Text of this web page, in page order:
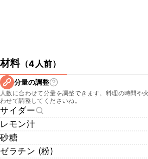
材料（4人前）
分量の調整
人数に合わせて分量を調整できます。料理の時間や
わせて調整してくださいね。
サイダー
レモン汁
砂糖
ゼラチン (粉)